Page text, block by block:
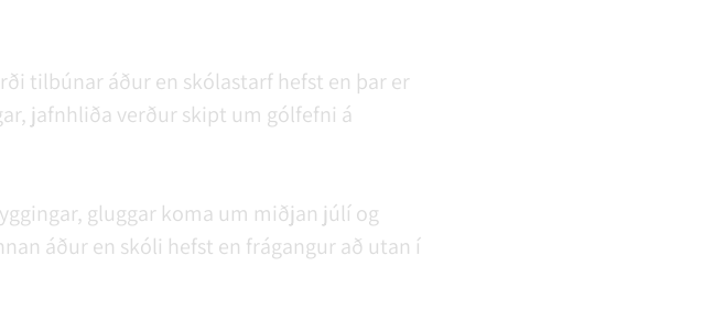
tilbúnar áður en skólastarf hefst en þar er
jafnhliða verður skipt um gólfefni á
gluggar koma um miðjan júlí og
áður en skóli hefst en frágangur að utan í